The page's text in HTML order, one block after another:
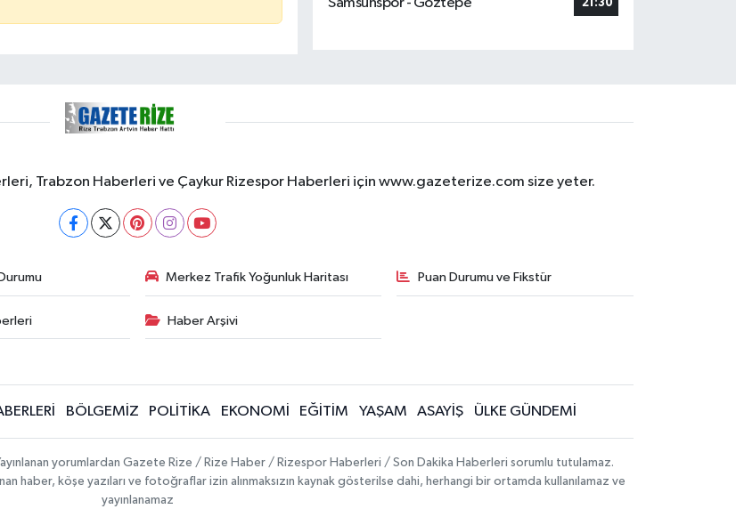
Samsunspor - Göztepe
21:30
Trabzon Haberleri ve Çaykur Rizespor Haberleri için www.gazeterize.com size yeter.
Merkez Trafik Yoğunluk Haritası Puan Durumu ve Fikstür
Haber Arşivi
BÖLGEMİZ POLİTİKA EKONOMİ EĞİTİM YAŞAM ASAYİŞ ÜLKE GÜNDEMİ
yorumlardan Gazete Rize / Rize Haber / Rizespor Haberleri / Son Dakika Haberleri sorumlu tutulamaz.
haber, köşe yazıları ve fotoğraflar izin alınmaksızın kaynak gösterilse dahi, herhangi bir ortamda kullanılamaz ve
yayınlanamaz